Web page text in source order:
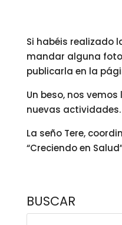
Si habéis realizado
mandar alguna
publicarla en la
Un beso, nos
nuevas actividades.
La seño Tere,
“Creciendo en
BUSCAR